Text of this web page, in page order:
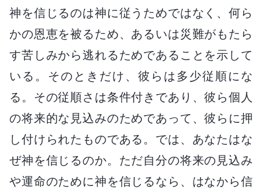
神を信じるのは神に従うためではなく、何ら
かの恩恵を被るため、あるいは災難がもたら
す苦しみから逃れるためであることを示して
いる。そのときだけ、彼らは多少従順にな
る。その従順さは条件付きであり、彼ら個人
の将来的な見込みのためであって、彼らに押
し付けられたものである。では、あなたはな
ぜ神を信じるのか。ただ自分の将来の見込み
や運命のために神を信じるなら、はなから信